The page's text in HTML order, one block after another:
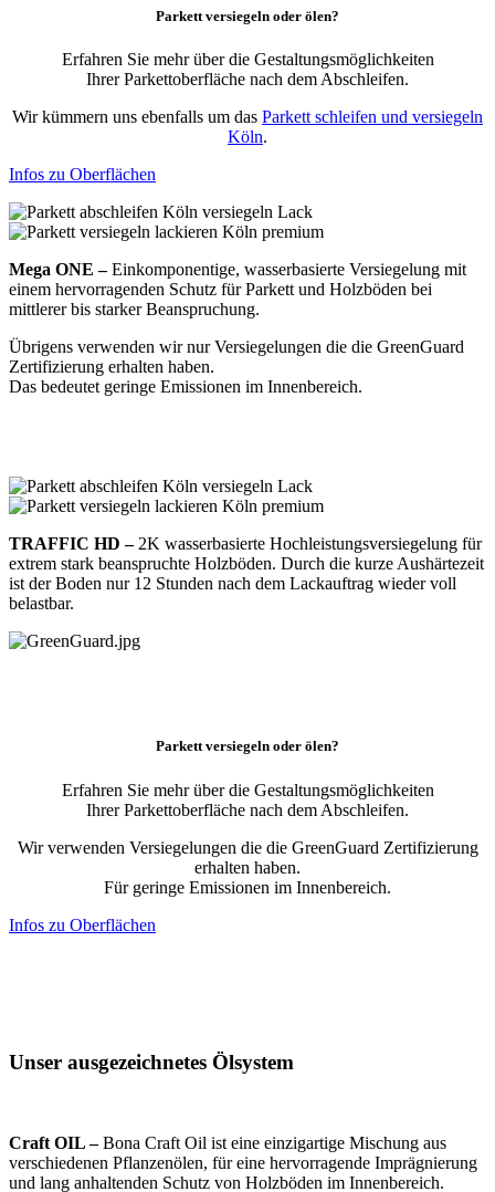
Parkettversiegeln oder ölen?
Erfahren Sie mehr über die Gestaltungsmöglichkeiten
Ihrer Parkettoberfläche nach dem Abschleifen.
Wir kümmern uns ebenfalls um das Parkett schleifen und versiegeln
Köln.
Infos zu Oberflächen
Mega ONE –Einkomponentige, wasserbasierte Versiegelung mit
einem hervorragenden Schutz für Parkett und Holzböden bei
mittlerer bis starker Beanspruchung.
Übrigens verwenden wir nur Versiegelungen die die GreenGuard
Zertifizierung erhalten haben.
Das bedeutet geringe Emissionen im Innenbereich.
TRAFFIC HD –2K wasserbasierte Hochleistungsversiegelung für
extrem stark beanspruchte Holzböden. Durch die kurze Aushärtezeit
ist der Boden nur 12 Stunden nach dem Lackauftrag wieder voll
belastbar.
Parkettversiegeln oder ölen?
Erfahren Sie mehr über die Gestaltungsmöglichkeiten
Ihrer Parkettoberfläche nach dem Abschleifen.
Wir verwenden Versiegelungen die die GreenGuard Zertifizierung
erhalten haben.
Für geringe Emissionen im Innenbereich.
Infos zu Oberflächen
Unser ausgezeichnetes Ölsystem
Craft OIL –Bona Craft Oil ist eine einzigartige Mischung aus
verschiedenen Pflanzenölen, für eine hervorragende Imprägnierung
und lang anhaltenden Schutz von Holzböden im Innenbereich.